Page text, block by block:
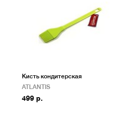
Кисть кондитерская
ATLANTIS
499 р.